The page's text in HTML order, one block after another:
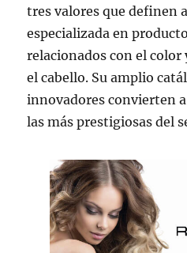
tres valores que definen
especializada en
relacionados con el
el cabello. Su amplio
innovadores convierten
las más prestigiosas del